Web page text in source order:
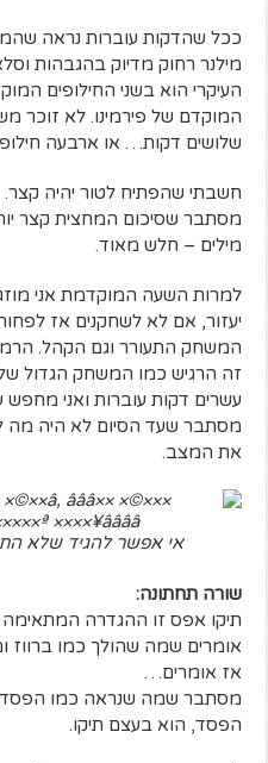
ככל שהדקות עוברות נראה
מילנר רחוק מדיוק בהגבהות
העיקרי הוא בשני החילופים
המוקדם של פירמינו. לא זוכר
שלושים דקות… או ארבעה
חשבתי שהפתיח לטור יהיה קצר.
מסתבר שסיכום המחצית קצר
מילים – חלש מאוד.
למרות השעה המוקדמת אני
יעזור, אם לא לשחקנים אז
המשחק התעורר וגם הקהל.
זה הרגיש כמו המשחק הגדול
עשרים דקות עוברות ואני
מסתבר שעד הסיום לא היה מה
את המצב.
שורה תחתונה:
תיקו אפס זו ההגדרה
אומרים שמה שהולך כמו ברווז
אז אומרים…
מסתבר שמה שנראה כמו הפסד,
הפסד, הוא בעצם תיקו.